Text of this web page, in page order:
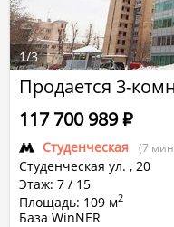
Продается 3-
Студенческая (7
Студенческая ул. , 20
Этаж: 7 / 15
Площадь: 109 м2
117 700 989Р
База WinNER
1/3